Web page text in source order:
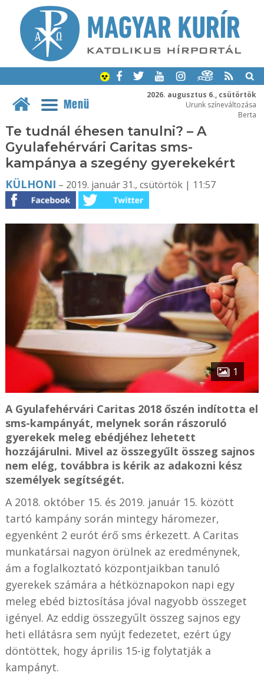
2026. augusztus 6., csütörtök
Urunk színeváltozása
Berta
Menü
Te tudnál éhesen tanulni? – A
Gyulafehérvári Caritas sms-
kampánya a szegény gyerekekért
KÜLHONI – 2019. január 31., csütörtök | 11:57
1
A Gyulafehérvári Caritas 2018 őszén indította el
sms-kampányát, melynek során rászoruló
gyerekek meleg ebédjéhez lehetett
hozzájárulni. Mivel az összegyűlt összeg sajnos
nem elég, továbbra is kérik az adakozni kész
személyek segítségét.
A 2018. október 15. és 2019. január 15. között
tartó kampány során mintegy háromezer,
egyenként 2 eurót érő sms érkezett. A Caritas
munkatársai nagyon örülnek az eredménynek,
ám a foglalkoztató központjaikban tanuló
gyerekek számára a hétköznapokon napi egy
meleg ebéd biztosítása jóval nagyobb összeget
igényel. Az eddig összegyűlt összeg sajnos egy
heti ellátásra sem nyújt fedezetet, ezért úgy
döntöttek, hogy április 15-ig folytatják a
kampányt.